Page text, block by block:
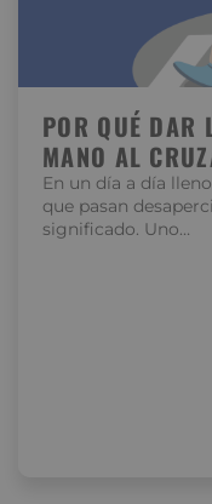
POR QUÉ DAR
MANO AL
En un día a día
que pasan
significado. Uno…